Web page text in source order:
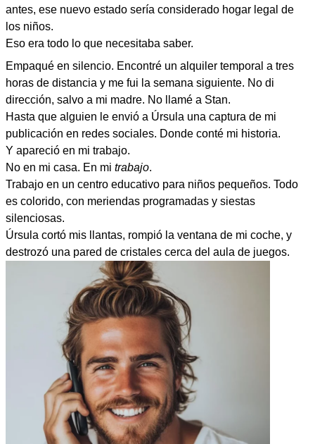
antes, ese nuevo estado sería considerado hogar legal de
los niños.
Eso era todo lo que necesitaba saber.
Empaqué en silencio. Encontré un alquiler temporal a tres
horas de distancia y me fui la semana siguiente. No di
dirección, salvo a mi madre. No llamé a Stan.
Hasta que alguien le envió a Úrsula una captura de mi
publicación en redes sociales. Donde conté mi historia.
Y apareció en mi trabajo.
No en mi casa. En mi trabajo.
Trabajo en un centro educativo para niños pequeños. Todo
es colorido, con meriendas programadas y siestas
silenciosas.
Úrsula cortó mis llantas, rompió la ventana de mi coche, y
destrozó una pared de cristales cerca del aula de juegos.